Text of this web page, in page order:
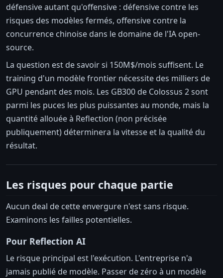
défensive autant qu'offensive : défensive contre les
risques des modèles fermés, offensive contre la
concurrence chinoise dans le domaine de l'IA open-
source.
La question est de savoir si 150M$/mois suffisent. Le
training d'un modèle frontier nécessite des milliers de
GPU pendant des mois. Les GB300 de Colossus 2 sont
parmi les puces les plus puissantes au monde, mais la
quantité allouée à Reflection (non précisée
publiquement) déterminera la vitesse et la qualité du
résultat.
Les risques pour chaque partie
Aucun deal de cette envergure n'est sans risque.
Examinons les failles potentielles.
Pour Reflection AI
Le risque principal est l'exécution. L'entreprise n'a
jamais publié de modèle. Passer de zéro à un modèle